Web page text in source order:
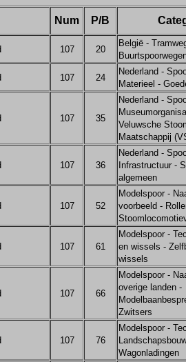
Num P/B
107 20
België -
107 24
Nederland -
Materieel -
107 35
Nederland -
Veluwsche
Maatschappij
107 36
Nederland -
Infrastructuur -
algemeen
107 52
Modelspoor -
voorbeeld -
107 61
Modelspoor -
en wissels -
wissels
107 66
Modelspoor -
overige landen -
Zwitsers
107 76
Modelspoor -
Wagonladingen